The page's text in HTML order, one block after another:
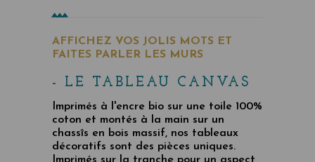
AFFICHEZ VOS JOLIS MOTS ET
FAITES PARLER LES MURS
- LE TABLEAU CANVAS
Imprimés à l'encre bio sur une toile 100%
coton et montés à la main sur un
chassîs en bois massif, nos tableaux
décoratifs sont des pièces uniques.